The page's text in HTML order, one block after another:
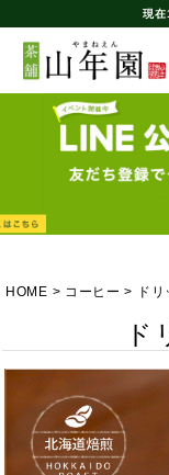
現在
HOME コーヒー ド
ド